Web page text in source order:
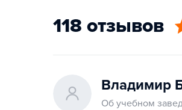
118 отзывов
Владимир
Об учебном